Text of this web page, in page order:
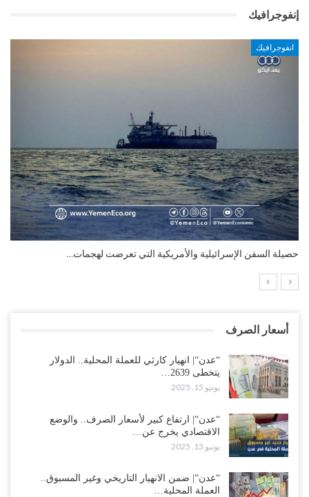
إنفوجرافيك
انفوجرافيك
التضخم السنوي لمنطقة اليورو.. “إنفوجرافيك“..!
أسعار الصرف
“عدن“| انهيار كارثي للعملة المحلية.. الدولار
يتخطى 2639…
يونيو 15, 2025
“عدن“| ارتفاع كبير لأسعار الصرف.. والوضع
الاقتصادي يخرج عن…
يونيو 13, 2025
“عدن“| ضمن الانهيار التاريخي وغير المسبوق..
العملة المحلية…